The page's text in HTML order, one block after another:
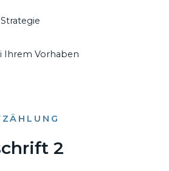
Ihrem Vorhaben
2